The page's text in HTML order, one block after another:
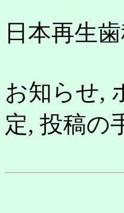
日本再生
お知らせ,
定, 投稿の